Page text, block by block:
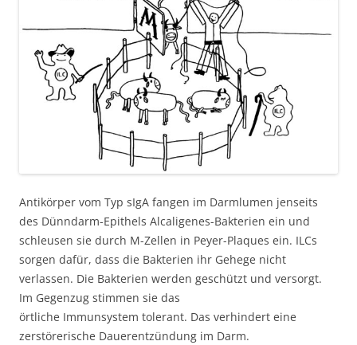
Antikörper vom Typ sIgA fangen im Darmlumen jenseits
des Dünndarm-Epithels Alcaligenes-Bakterien ein und
schleusen sie durch M-Zellen in Peyer-Plaques ein. ILCs
sorgen dafür, dass die Bakterien ihr Gehege nicht
verlassen. Die Bakterien werden geschützt und versorgt.
Im Gegenzug stimmen sie das
örtliche Immunsystem tolerant. Das verhindert eine
zerstörerische Dauerentzündung im Darm.